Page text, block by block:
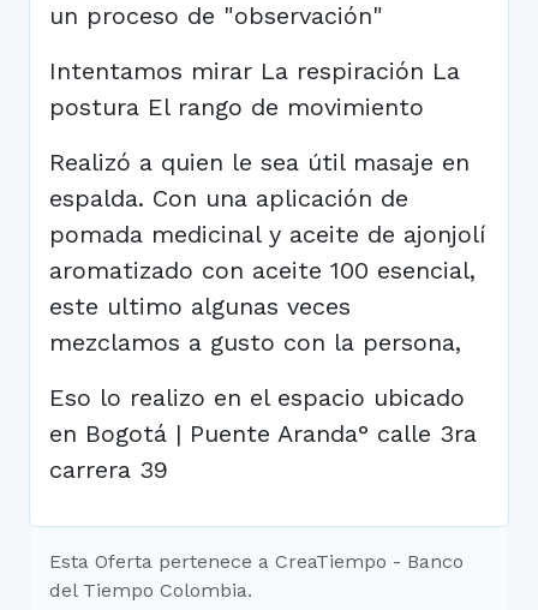
un proceso de "observación"
Intentamos mirar La respiración La
postura El rango de movimiento
Realizó a quien le sea útil masaje en
espalda. Con una aplicación de
pomada medicinal y aceite de ajonjolí
aromatizado con aceite 100 esencial,
este ultimo algunas veces
mezclamos a gusto con la persona,
Eso lo realizo en el espacio ubicado
en Bogotá | Puente Aranda° calle 3ra
carrera 39
Esta Oferta pertenece a CreaTiempo - Banco
del Tiempo Colombia.